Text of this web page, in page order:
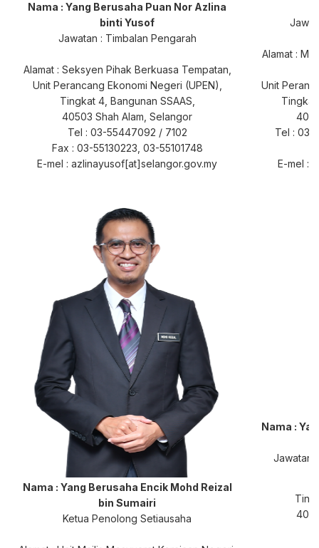
Nama : Yang Berusaha Puan Nor Azlina
binti Yusof
Jawatan : Timbalan Pengarah
Alamat : Seksyen Pihak Berkuasa Tempatan,
Unit Perancang Ekonomi Negeri (UPEN),
Tingkat 4, Bangunan SSAAS,
40503 Shah Alam, Selangor
Tel : 03-55447092 / 7102
Fax : 03-55130223, 03-55101748
E-mel :azlinayusof[at]selangor.gov.my
Alamat :
Unit
Tingkat
Tel : 03-
E-mel :
Nama : Yang Berusaha Encik Mohd Reizal
bin Sumairi
Ketua Penolong Setiausaha
Nama :
Jawatan